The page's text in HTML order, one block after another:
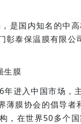
是国内知名的中
彰泰保温膜有限
生膜
进入中国市场，
薄膜协会的倡导者
，在世界50多个国